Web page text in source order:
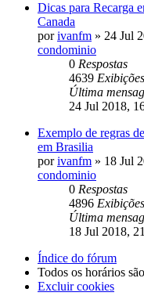
Dicas para Recarga
Canada
porivanfm » 24 Jul
condominio
0 Respostas
4639 Exibições
Última
24 Jul 2018,
Exemplo de regras
em Brasilia
porivanfm » 18 Jul
condominio
0 Respostas
4896 Exibições
Última
18 Jul 2018,
Índice do fórum
Todos os horários são
Excluir cookies